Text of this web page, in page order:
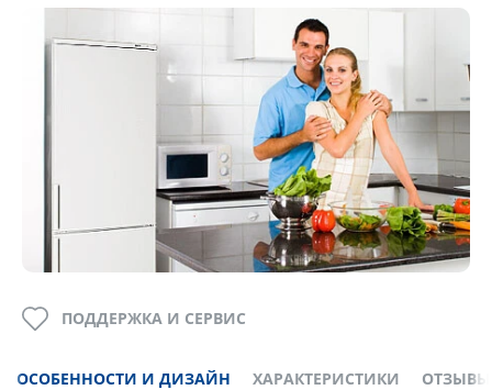
ОСОБЕННОСТИ И ДИЗАЙН ХАРАКТЕРИСТИКИ ОТЗЫВЫ
ПОДДЕРЖКА И СЕРВИС